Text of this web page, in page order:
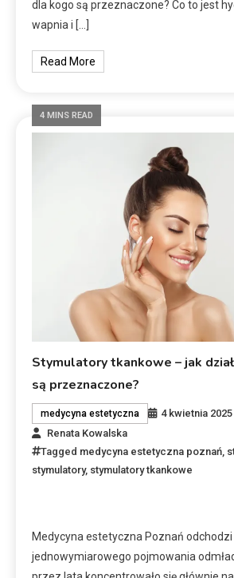
dla kogo są przeznaczone? Co to jest
wapnia i […]
Read More
4 MINS READ
Stymulatory tkankowe – jak
są przeznaczone?
medycyna estetyczna
4 kwietnia 2025
Renata Kowalska
Tagged medycyna estetyczna poznań
stymulatory, stymulatory tkankowe
Medycyna estetyczna Poznań odchodzi
jednowymiarowego pojmowania